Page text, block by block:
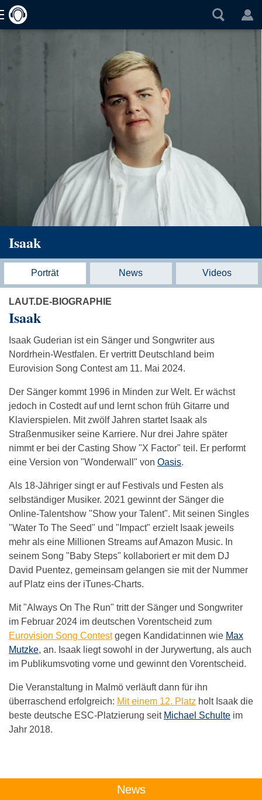
Isaak
Porträt News Videos
LAUT.DE-BIOGRAPHIE
Isaak
Isaak Guderian ist ein Sänger und Songwriter aus
Nordrhein-Westfalen. Er vertritt Deutschland beim
Eurovision Song Contest am 11. Mai 2024.
Der Sänger kommt 1996 in Minden zur Welt. Er wächst
jedoch in Costedt auf und lernt schon früh Gitarre und
Klavierspielen. Mit zwölf Jahren startet Isaak als
Straßenmusiker seine Karriere. Nur drei Jahre später
nimmt er bei der Casting Show "X Factor" teil. Er performt
eine Version von "Wonderwall" von Oasis.
Als 18-Jähriger singt er auf Festivals und Festen als
selbständiger Musiker. 2021 gewinnt der Sänger die
Online-Talentshow "Show your Talent". Mit seinen Singles
"Water To The Seed" und "Impact" erzielt Isaak jeweils
mehr als eine Millionen Streams auf Amazon Music. In
seinem Song "Baby Steps" kollaboriert er mit dem DJ
David Puentez, gemeinsam gelangen sie mit der Nummer
auf Platz eins der iTunes-Charts.
Mit "Always On The Run" tritt der Sänger und Songwriter
im Februar 2024 im deutschen Vorentscheid zum
Eurovision Song Contestgegen Kandidat:innen wie Max
Mutzke, an. Isaak liegt sowohl in der Jurywertung, als auch
im Publikumsvoting vorne und gewinnt den Vorentscheid.
Die Veranstaltung in Malmö verläuft dann für ihn
überraschend erfolgreich: Mit einem 12. Platz holt Isaak die
beste deutsche ESC-Platzierung seit Michael Schulte im
Jahr 2018.
Das könnte Dich auch interessieren:
News